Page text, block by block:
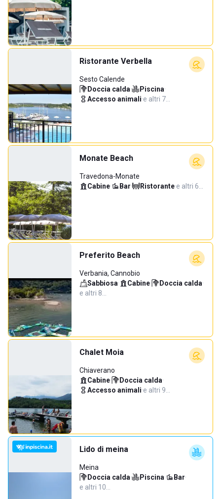
Ristorante Verbella
Sesto Calende
Doccia calda· Piscina·
Accesso animali·e altri 7…
Monate Beach
Travedona-Monate
Cabine· Bar· Ristorante·e altri 6…
Preferito Beach
Verbania, Cannobio
Sabbiosa· Cabine· Doccia calda·
e altri 8…
Chalet Moia
Chiaverano
Cabine· Doccia calda·
Accesso animali·e altri 9…
Lido di meina
Meina
Doccia calda· Piscina· Bar·
e altri 10…